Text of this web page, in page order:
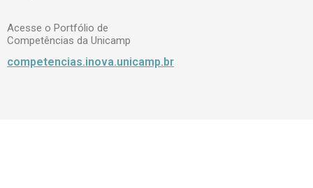
Acesse o Portfólio de
Competências da Unicamp
competencias.inova.unicamp.br